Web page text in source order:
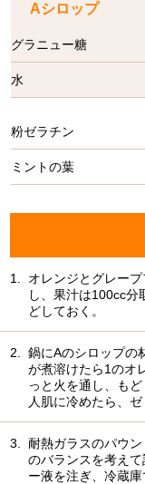
Aシロップ
グラニュー糖
水
粉ゼラチン
ミントの葉
1.
オレンジとグレー
し、果汁は100cc分
どしておく。
2.
鍋にAのシロップの
が煮溶けたら1のオ
っと火を通し、も
人肌に冷めたら、
3.
耐熱ガラスのパウ
のバランスを考え
ー液を注ぎ、冷蔵庫